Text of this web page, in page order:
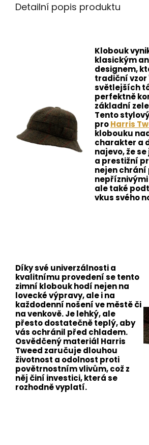
Detailní popis produktu
Klobouk
klasickým
designem,
tradiční vzor
světlejších
perfektně
základní
Tento
proHarris
klobouku
charakter a
najevo, že
a prestižní
nejen chrání
ale také
vkus svého
Díky své univerzálnosti a
kvalitnímu provedení se tento
zimní klobouk hodí nejen na
lovecké výpravy, ale i na
každodenní nošení ve městě či
na venkově. Je lehký, ale
přesto dostatečně teplý, aby
vás ochránil před chladem.
Osvědčený materiál Harris
Tweed zaručuje dlouhou
životnost a odolnost proti
povětrnostním vlivům, což z
něj činí investici, která se
rozhodně vyplatí.